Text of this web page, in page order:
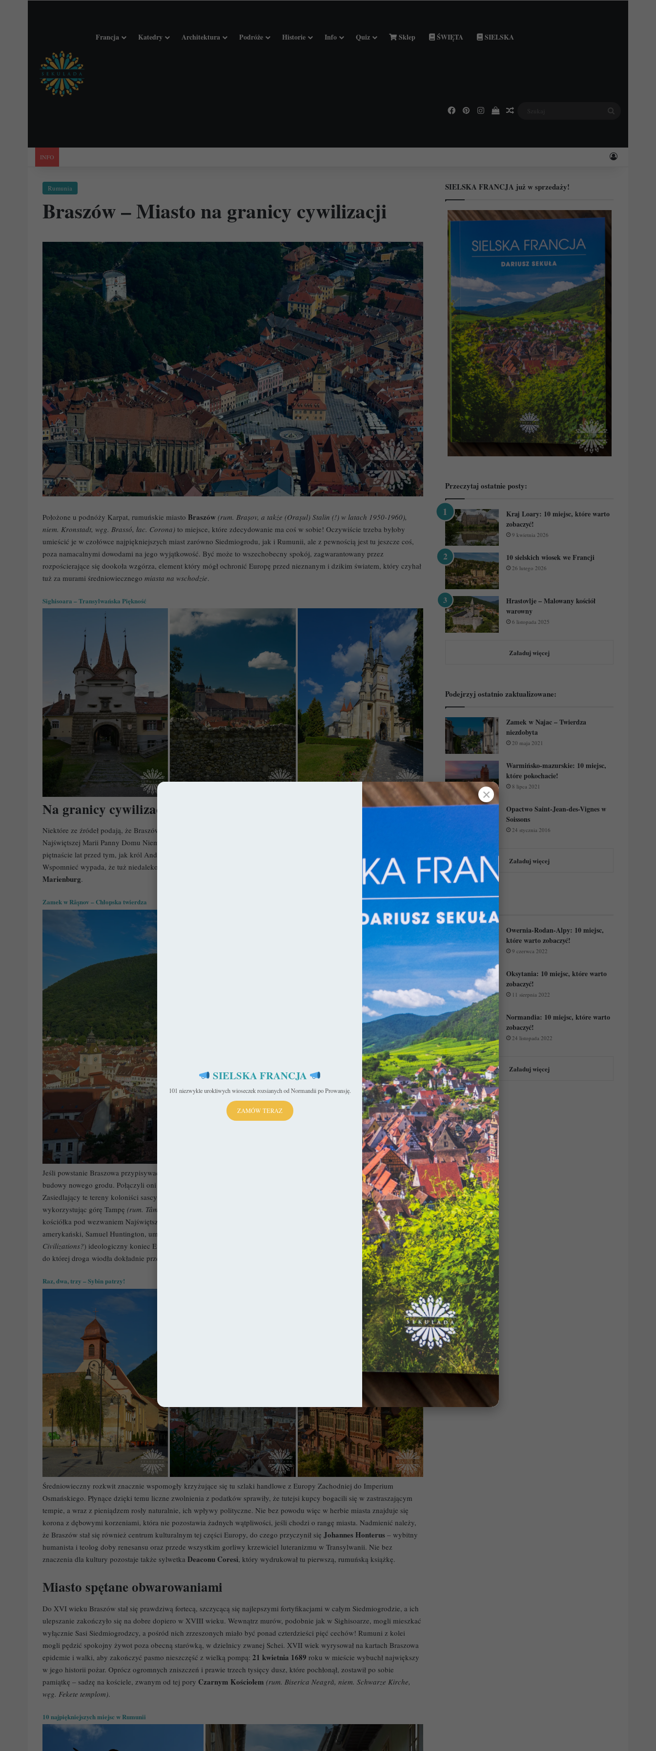
Francja Katedry Architektura Podróże Historie Info Quiz Sklep ŚWIĘTA SIELSKA
Facebook
PinterestInstagramPodejrzyj swój koszyk
Losowy wpis
INFO Zaloguj
Rumunia
Braszów – Miasto na granicy cywilizacji
Położone u podnóży Karpat, rumuńskie miasto Braszów (rum. Brașov, a także (Orașul) Stalin (!) w latach 1950-1960),
niem. Kronstadt, węg. Brassó, łac. Corona) to miejsce, które zdecydowanie ma coś w sobie! Oczywiście trzeba byłoby
umieścić je w czołówce najpiękniejszych miast zarówno Siedmiogrodu, jak i Rumunii, ale z pewnością jest tu jeszcze coś,
poza namacalnymi dowodami na jego wyjątkowość. Być może to wszechobecny spokój, zagwarantowany przez
rozpościerające się dookoła wzgórza, element który mógł ochronić Europę przed nieznanym i dzikim światem, który czyhał
tuż za murami średniowiecznego miasta na wschodzie.
Sighisoara – Transylwańska Piękność
Na granicy cywilizacji
Niektóre ze źródeł podają, że Braszów założony został przez znanych nam bardzo dobrze, braci z Zakonu Szpitala
Najświętszej Marii Panny Domu Niemieckiego w Jerozolimie, czyli krzyżaków. Miało to być na początku XIII wieku, na
piętnaście lat przed tym, jak król Andrzej II zorientował się w niebezpiecznych dla jego interesów, planach gości.
Wspomnieć wypada, że tuż niedaleko miasta krzyżacy zdążyli już wznieść twierdzę o znajomo brzmiącej nazwie –
Marienburg.
Zamek w Râșnov – Chłopska twierdza
Jeśli powstanie Braszowa przypisywać więc będziemy krzyżakom, to trzeba stwierdzić, że mieli dość dobre podwaliny dla
budowy nowego grodu. Połączyli oni bowiem istniejące już osady, które znajdowały się w obrębie dzisiejszych przedmieści.
Zasiedlający te tereny koloniści sascy natomiast, po atakach Tatarów zmodyfikowali nieco pierwotne plany rozbudowy,
wykorzystując górę Tampę (rum. Tâmpa)
, jako naturalny element obronny. To właśnie u jej podnóżu, wokół drewnianego
kościółka pod wezwaniem Najświętszej Marii Panny, rozkwitło miasto na granicy cywilizacji. (Wybitny politolog
amerykański, Samuel Huntington, umiejscowił tu w swym głośny artykule
(ang. The Clash of
Civilizations?) ideologiczny koniec Europy. Transylwania stała się więc ostatnim bastionem chrześcijańskiej części świata,
do której droga wiodła dokładnie przez barmy Braszowa).
Raz, dwa, trzy – Sybin patrzy!
Średniowieczny rozkwit znacznie wspomogły krzyżujące się tu szlaki handlowe z Europy Zachodniej do Imperium
Osmańskiego. Płynące dzięki temu liczne zwolnienia z podatków sprawiły, że tutejsi kupcy bogacili się w zastraszającym
tempie, a wraz z pieniądzem rosły naturalnie, ich wpływy polityczne. Nie bez powodu więc w herbie miasta znajduje się
korona z dębowymi korzeniami, która nie pozostawia żadnych wątpliwości, jeśli chodzi o rangę miasta. Nadmienić należy,
że Braszów stał się również centrum kulturalnym tej części Europy, do czego przyczynił się Johannes Honterus – wybitny
humanista i teolog doby renesansu oraz przede wszystkim gorliwy krzewiciel luteranizmu w Transylwanii. Nie bez
znaczenia dla kultury pozostaje także sylwetka Deaconu Coresi, który wydrukował tu pierwszą, rumuńską książkę.
Miasto spętane obwarowaniami
Do XVI wieku Braszów stał się prawdziwą fortecą, szczycącą się najlepszymi fortyfikacjami w całym Siedmiogrodzie, a ich
ulepszanie zakończyło się na dobre dopiero w XVIII wieku. Wewnątrz murów, podobnie jak w Sighisoarze, mogli mieszkać
wyłącznie Sasi Siedmiogrodzcy, a pośród nich zrzeszonych miało być ponad czterdzieści pięć cechów! Rumuni z kolei
mogli pędzić spokojny żywot poza obecną starówką, w dzielnicy zwanej Schei. XVII wiek wyrysował na kartach Braszowa
epidemie i walki, aby zakończyć pasmo nieszczęść z wielką pompą: 21 kwietnia 1689 roku w mieście wybuchł największy
w jego historii pożar. Oprócz ogromnych zniszczeń i prawie trzech tysięcy dusz, które pochłonął, zostawił po sobie
pamiątkę – sadzę na kościele, zwanym od tej pory Czarnym Kościołem (rum. Biserica Neagră, niem. Schwarze Kirche,
węg. Fekete templom).
10 najpiękniejszych miejsc w Rumunii
SIELSKA FRANCJA już w sprzedaży!
Przeczytaj ostatnie posty:
Kraj Loary: 10 miejsc, które warto
zobaczyć!
9 kwietnia 2026
10 sielskich wiosek we Francji
26 lutego 2026
Hrastovlje – Malowany kościół
warowny
6 listopada 2025
Załaduj więcej
Podejrzyj ostatnio zaktualizowane:
Zamek w Najac – Twierdza
niezdobyta
20 maja 2021
Warmińsko-mazurskie: 10 miejsc,
które pokochacie!
8 lipca 2021
Opactwo Saint-Jean-des-Vignes w
Soissons
24 stycznia 2016
Załaduj więcej
Regiony Francji:
Owernia-Rodan-Alpy: 10 miejsc,
które warto zobaczyć!
9 czerwca 2022
Oksytania: 10 miejsc, które warto
zobaczyć!
11 sierpnia 2022
Normandia: 10 miejsc, które warto
zobaczyć!
24 listopada 2022
Załaduj więcej
✕
SIELSKA FRANCJA
101 niezwykle urokliwych wioseczek rozsianych od Normandii po Prowansję.
ZAMÓW TERAZ